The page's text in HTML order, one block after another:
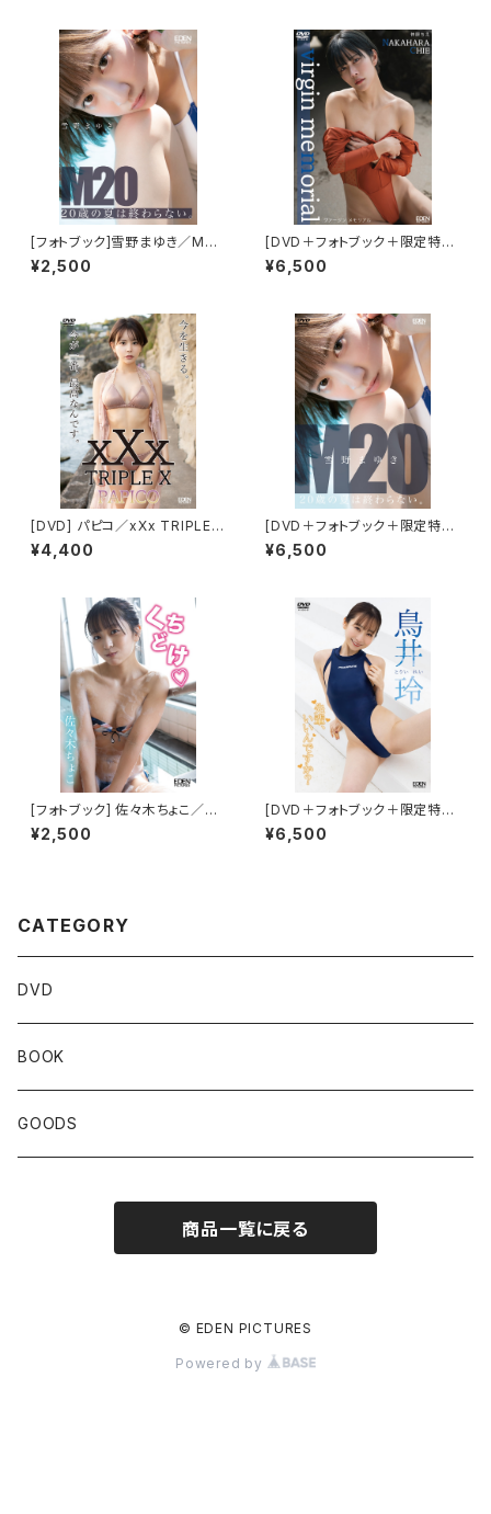
[フォトブック]雪野まゆき／M２
０ ２０歳の夏は終わらない 限定
ブロマイド５種(FGHIJ)付き
¥2,500
[DVD＋フォトブック＋限定特典
付き] 仲原ちえ／virgin memo
rial
¥6,500
[DVD] パピコ／xXx TRIPLE X
限定ブロマイド５種(ABCDE)付
き
¥4,400
[DVD＋フォトブック＋限定特典
付き]雪野まゆき／M２０ ２０歳
の夏は終わらない
¥6,500
[フォトブック] 佐々木ちょこ／く
ちどけ 限定ブロマイド５種(FG
HIJ)付き
¥2,500
[DVD＋フォトブック＋限定特典
付き] 鳥井玲／先輩、いいんです
か？
¥6,500
CATEGORY
DVD
BOOK
GOODS
商品一覧に戻る
© EDEN PICTURES
Powered by